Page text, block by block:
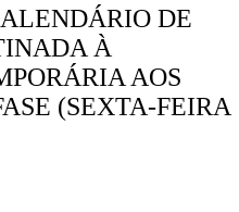
DE
À
AOS
(SEXTA-FEIRA